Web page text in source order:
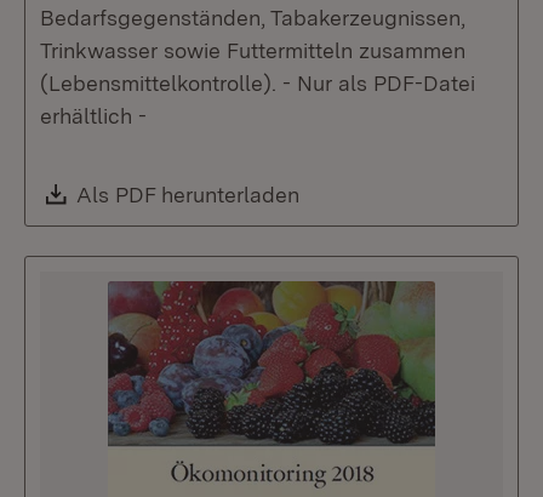
Bedarfsgegenständen, Tabakerzeugnissen,
Trinkwasser sowie Futtermitteln zusammen
(Lebensmittelkontrolle). - Nur als PDF-Datei
erhältlich -
Download:
Als PDF herunterladen